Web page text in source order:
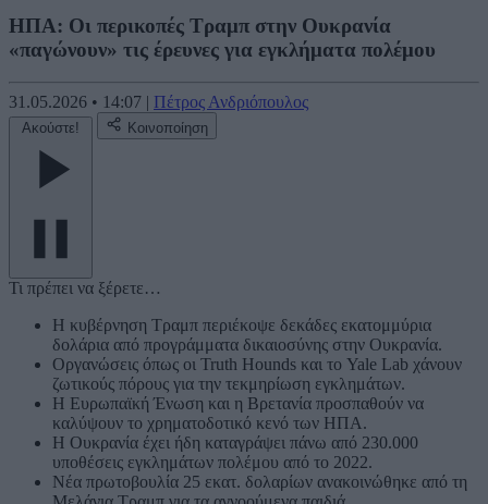
ΗΠΑ: Οι περικοπές Τραμπ στην Ουκρανία
«παγώνουν» τις έρευνες για εγκλήματα πολέμου
31.05.2026 • 14:07 | Πέτρος Ανδριόπουλος
Ακούστε! Κοινοποίηση
Τι πρέπει να ξέρετε…
Η κυβέρνηση Τραμπ περιέκοψε δεκάδες εκατομμύρια
δολάρια από προγράμματα δικαιοσύνης στην Ουκρανία.
Οργανώσεις όπως οι Truth Hounds και το Yale Lab χάνουν
ζωτικούς πόρους για την τεκμηρίωση εγκλημάτων.
Η Ευρωπαϊκή Ένωση και η Βρετανία προσπαθούν να
καλύψουν το χρηματοδοτικό κενό των ΗΠΑ.
Η Ουκρανία έχει ήδη καταγράψει πάνω από 230.000
υποθέσεις εγκλημάτων πολέμου από το 2022.
Νέα πρωτοβουλία 25 εκατ. δολαρίων ανακοινώθηκε από τη